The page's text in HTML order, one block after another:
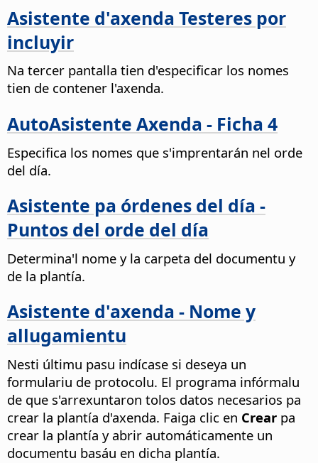
Asistente d'axenda Testeres por
incluyir
Na tercer pantalla tien d'especificar los nomes
tien de contener l'axenda.
AutoAsistente Axenda - Ficha 4
Especifica los nomes que s'imprentarán nel orde
del día.
Asistente pa órdenes del día -
Puntos del orde del día
Determina'l nome y la carpeta del documentu y
de la plantía.
Asistente d'axenda - Nome y
allugamientu
Nesti últimu pasu indícase si deseya un
formulariu de protocolu. El programa infórmalu
de que s'arrexuntaron tolos datos necesarios pa
crear la plantía d'axenda. Faiga clic en Crear pa
crear la plantía y abrir automáticamente un
documentu basáu en dicha plantía.